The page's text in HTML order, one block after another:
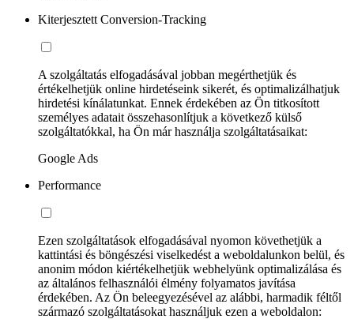
Kiterjesztett Conversion-Tracking
A szolgáltatás elfogadásával jobban megérthetjük és
értékelhetjük online hirdetéseink sikerét, és optimalizálhatjuk
hirdetési kínálatunkat. Ennek érdekében az Ön titkosított
személyes adatait összehasonlítjuk a következő külső
szolgáltatókkal, ha Ön már használja szolgáltatásaikat:
Google Ads
Performance
Ezen szolgáltatások elfogadásával nyomon követhetjük a
kattintási és böngészési viselkedést a weboldalunkon belül, és
anonim módon kiértékelhetjük webhelyünk optimalizálása és
az általános felhasználói élmény folyamatos javítása
érdekében. Az Ön beleegyezésével az alábbi, harmadik féltől
származó szolgáltatásokat használjuk ezen a weboldalon: